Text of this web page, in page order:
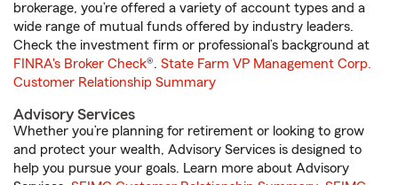
brokerage, you’re offered a variety of account types and a
wide range of mutual funds offered by industry leaders.
Check the investment firm or professional’s background at
FINRA's Broker Check®. State Farm VP Management Corp.
Customer Relationship Summary
Advisory Services
Whether you’re planning for retirement or looking to grow
and protect your wealth, Advisory Services is designed to
help you pursue your goals. Learn more about Advisory